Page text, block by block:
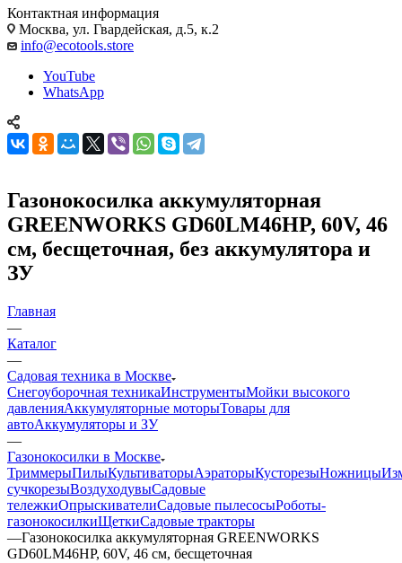
Контактная информация
Москва, ул. Гвардейская, д.5, к.2
info@ecotools.store
YouTube
WhatsApp
Газонокосилка аккумуляторная
GREENWORKS GD60LM46HP, 60V, 46
см, бесщеточная, без аккумулятора и
ЗУ
Главная
—
Каталог
—
Садовая техника в Москве
Снегоуборочная техникаИнструментыМойки высокого
давленияАккумуляторные моторыТовары для
автоАккумуляторы и ЗУ
—
Газонокосилки в Москве
ТриммерыПилыКультиваторыАэраторыКусторезыНожницы
сучкорезыВоздуходувыСадовые
тележкиОпрыскивателиСадовые пылесосыРоботы-
газонокосилкиЩеткиСадовые тракторы
—Газонокосилка аккумуляторная GREENWORKS
GD60LM46HP, 60V, 46 см, бесщеточная